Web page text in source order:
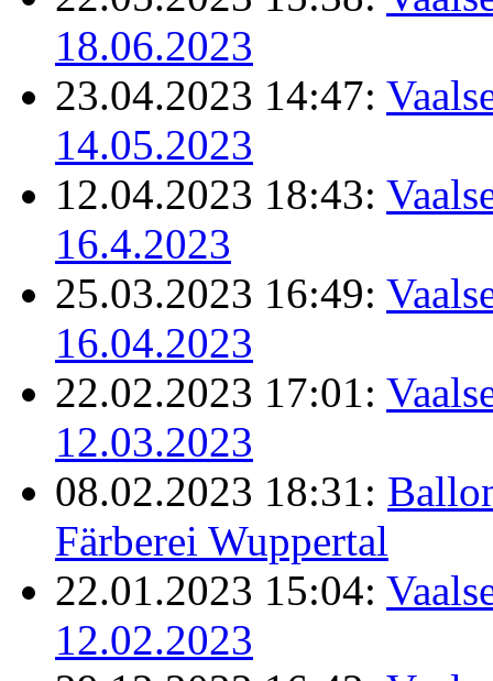
18.06.2023
23.04.2023 14:47:
14.05.2023
12.04.2023 18:43:
16.4.2023
25.03.2023 16:49:
16.04.2023
22.02.2023 17:01:
12.03.2023
08.02.2023 18:31:
Färberei Wuppertal
22.01.2023 15:04:
12.02.2023